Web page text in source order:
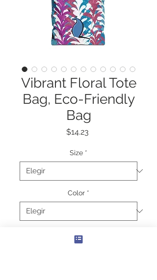
Vibrant Floral Tote
Bag, Eco-Friendly
Bag
$14.23Precio
Size *
Color *